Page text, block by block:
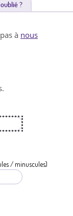
?
à nous
/ minuscules)